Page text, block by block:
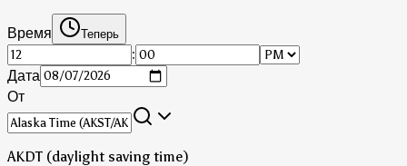
Время Теперь
:
Дата
От
AKDT (daylight saving time)